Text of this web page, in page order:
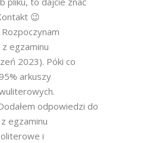
😉
egzaminu
2023). Póki co
arkuszy
odpowiedzi do
egzaminu
i